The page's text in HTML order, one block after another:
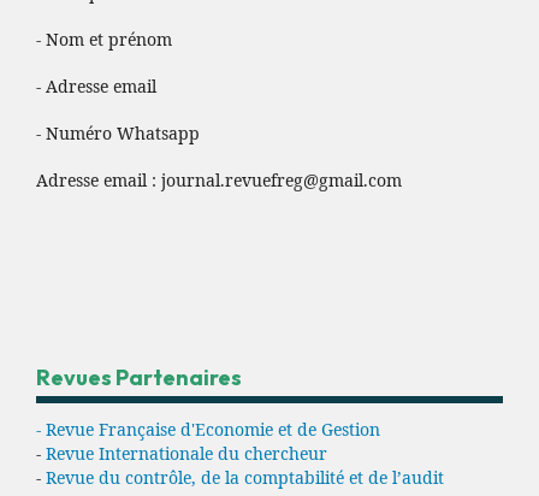
- Nom et prénom
- Adresse email
- Numéro Whatsapp
Adresse email : journal.revuefreg@gmail.com
Revues Partenaires
- Revue Française d'Economie et de Gestion
- Revue Internationale du chercheur
- Revue du contrôle, de la comptabilité et de l’audit